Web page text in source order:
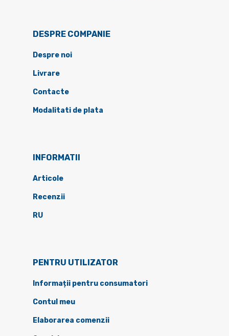
DESPRE COMPANIE
Despre noi
Livrare
Contacte
Modalitati de plata
INFORMATII
Articole
Recenzii
RU
PENTRU UTILIZATOR
Informații pentru consumatori
Contul meu
Elaborarea comenzii